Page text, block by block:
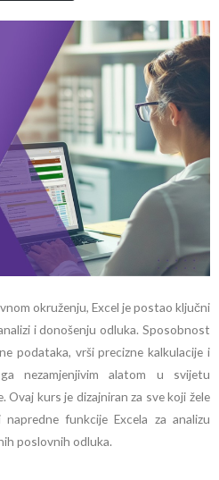
okruženju, Excel je postao ključni
i donošenju odluka. Sposobnost
podataka, vrši precizne kalkulacije i
nezamjenjivim alatom u svijetu
Ovaj kurs je dizajniran za sve koji žele
funkcije Excela za analizu
poslovnih odluka.